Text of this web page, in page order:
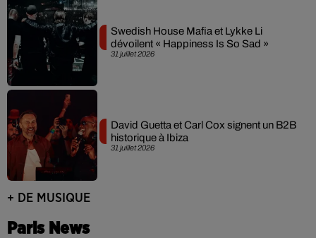
31 juillet 2026
Swedish House Mafia et Lykke Li
dévoilent « Happiness Is So Sad »
31 juillet 2026
David Guetta et Carl Cox signent un B2B
historique à Ibiza
+ DE MUSIQUE
Paris News